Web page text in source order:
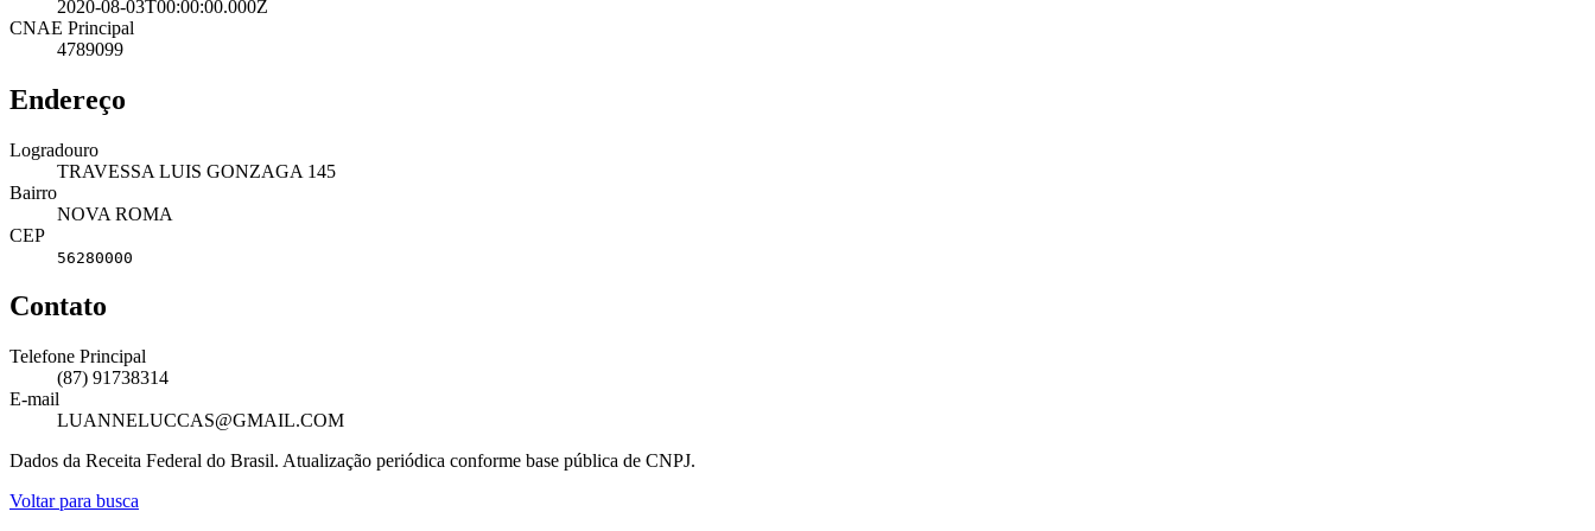
2020-08-03T00:00:00.000Z
CNAE Principal
4789099
Endereço
Logradouro
TRAVESSA LUIS GONZAGA 145
Bairro
NOVA ROMA
CEP
56280000
Contato
Telefone Principal
(87) 91738314
E-mail
LUANNELUCCAS@GMAIL.COM
Dados da Receita Federal do Brasil. Atualização periódica conforme base pública de CNPJ.
Voltar para busca